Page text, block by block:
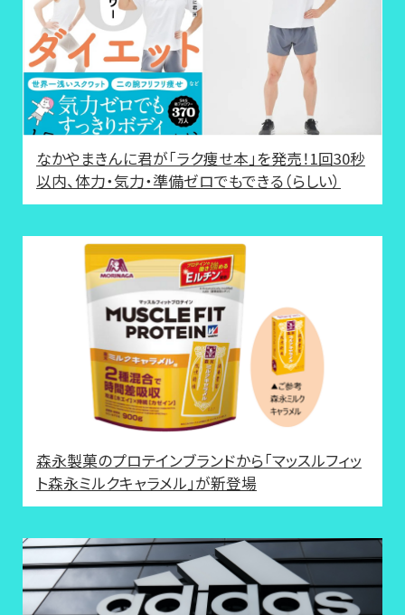
なかやまきんに君が「ラク痩せ本」を発売！1回30秒
以内、体力・気力・準備ゼロでもできる（らしい）
森永製菓のプロテインブランドから「マッスルフィッ
ト森永ミルクキャラメル」が新登場